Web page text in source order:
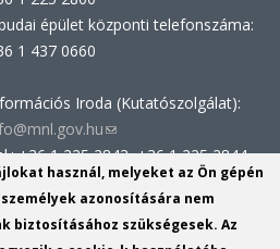
épület központi telefonszáma:
1 437 0660
Iroda (Kutatószolgálat):
(link
sends
e-
mail)
+36 1 225 2843, +36 1 225 2844
1014 Budapest, Bécsi kapu
2-4.
nyilvántartási szám:
használ, melyeket az Ön gépén
azonosítására nem
biztosításához szükségesek. Az